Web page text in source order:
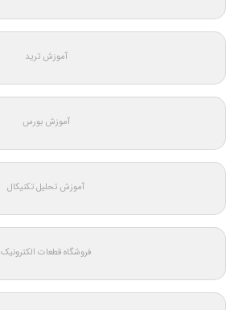
آموزش ترید
آموزش بورس
آموزش تحلیل تکنیکال
فروشگاه قطعات الکترونیک